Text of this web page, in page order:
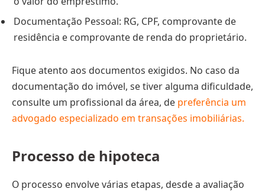
Documentação Pessoal: RG, CPF, comprovante de
residência e comprovante de renda do proprietário.
Fique atento aos documentos exigidos. No caso da
documentação do imóvel, se tiver alguma dificuldade,
consulte um profissional da área, de preferência um
advogado especializado em transações imobiliárias.
Processo de hipoteca
O processo envolve várias etapas, desde a avaliação